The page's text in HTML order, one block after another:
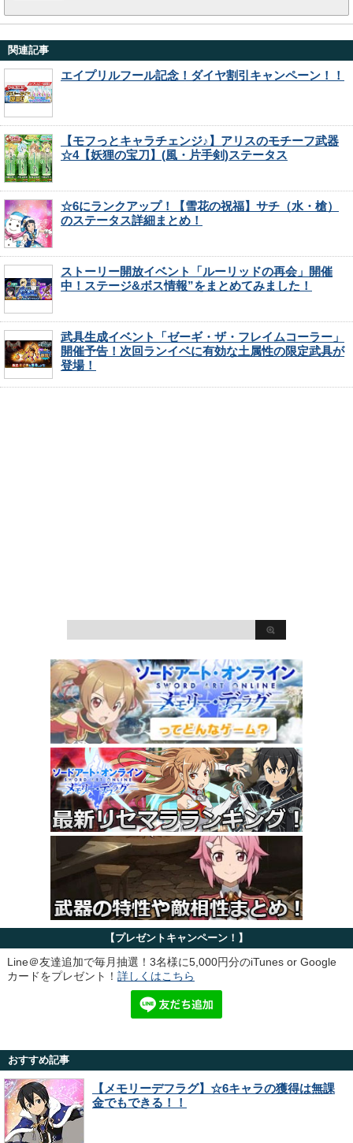
関連記事
エイプリルフール記念！ダイヤ割引キャンペーン！！
【モフっとキャラチェンジ♪】アリスのモチーフ武器
☆4【妖狸の宝刀】(風・片手剣)ステータス
☆6にランクアップ！【雪花の祝福】サチ（水・槍）
のステータス詳細まとめ！
ストーリー開放イベント「ルーリッドの再会」開催
中！ステージ&ボス情報”をまとめてみました！
武具生成イベント「ゼーギ・ザ・フレイムコーラー」
開催予告！次回ランイベに有効な土属性の限定武具が
登場！
【プレゼントキャンペーン！】
Line＠友達追加で毎月抽選！3名様に5,000円分のiTunes or Google
カードをプレゼント！ 詳しくはこちら
おすすめ記事
【メモリーデフラグ】☆6キャラの獲得は無課
金でもできる！！